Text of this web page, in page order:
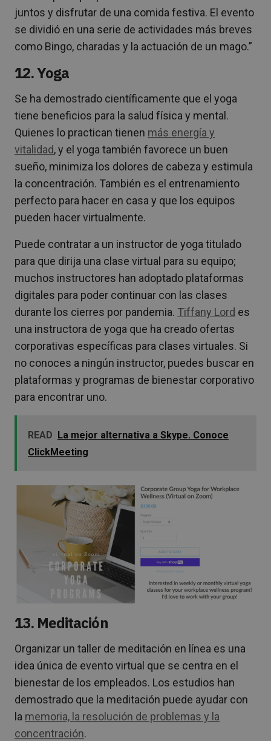
juntos y disfrutar de una comida festiva. El evento
se dividió en una serie de actividades más breves
como Bingo, charadas y la actuación de un mago.”
12. Yoga
Se ha demostrado científicamente que el yoga
tiene beneficios para la salud física y mental.
Quienes lo practican tienen más energía y
vitalidad, y el yoga también favorece un buen
sueño, minimiza los dolores de cabeza y estimula
la concentración. También es el entrenamiento
perfecto para hacer en casa y que los equipos
pueden hacer virtualmente.
Puede contratar a un instructor de yoga titulado
para que dirija una clase virtual para su equipo;
muchos instructores han adoptado plataformas
digitales para poder continuar con las clases
durante los cierres por pandemia. Tiffany Lord es
una instructora de yoga que ha creado ofertas
corporativas específicas para clases virtuales. Si
no conoces a ningún instructor, puedes buscar en
plataformas y programas de bienestar corporativo
para encontrar uno.
READ La mejor alternativa a Skype. Conoce
ClickMeeting
13. Meditación
Organizar un taller de meditación en línea es una
idea única de evento virtual que se centra en el
bienestar de los empleados. Los estudios han
demostrado que la meditación puede ayudar con
la memoria, la resolución de problemas y la
concentración.